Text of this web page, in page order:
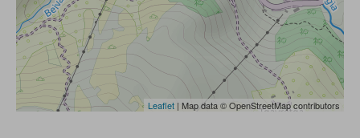
Leaflet | Map data © OpenStreetMap contributors